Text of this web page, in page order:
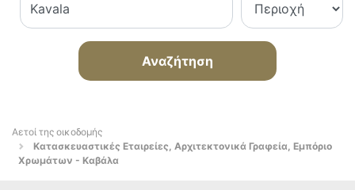
Αναζήτηση
Αετοί της οικοδομής
Κατασκευαστικές Εταιρείες, Αρχιτεκτονικά Γραφεία, Εμπόριο
Χρωμάτων - Καβάλα